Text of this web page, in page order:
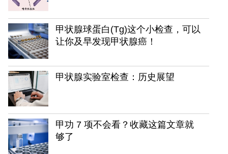
甲状腺球蛋白(Tg)这个小检查，可以
让你及早发现甲状腺癌！
甲状腺实验室检查：历史展望
甲功 7 项不会看？收藏这篇文章就
够了